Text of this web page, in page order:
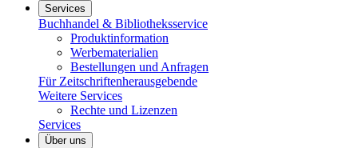
Services
Buchhandel & Bibliotheksservice
Produktinformation
Werbematerialien
Bestellungen und Anfragen
Für Zeitschriftenherausgebende
Weitere Services
Rechte und Lizenzen
Services
Über uns